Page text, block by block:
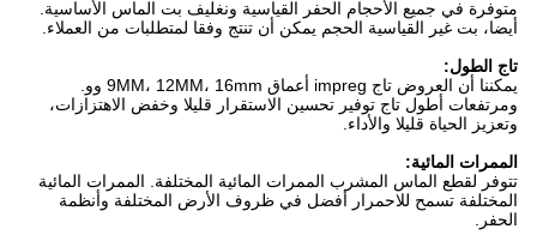
متوفرة في جميع الأحجام الحفر القياسية ونغليف بت الماس الأساسية.
أيضا، بت غير القياسية الحجم يمكن أن تنتج وفقا لمتطلبات من العملاء.
تاج الطول:
يمكننا أن العروض تاج impreg أعماق 9MM، 12MM، 16mm وو.
ومرتفعات أطول تاج توفير تحسين الاستقرار قليلا وخفض الاهتزازات،
وتعزيز الحياة قليلا والأداء.
الممرات المائية:
تتوفر لقطع الماس المشرب الممرات المائية المختلفة.
الممرات المائية
المختلفة تسمح للاحمرار أفضل في ظروف الأرض المختلفة وأنظمة
الحفر.